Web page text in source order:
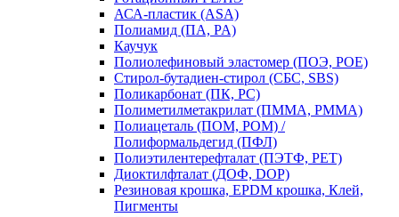
АСА-пластик (ASA)
Полиамид (ПА, PA)
Каучук
Полиолефиновый эластомер (ПОЭ, POE)
Стирол-бутадиен-стирол (СБС, SBS)
Поликарбонат (ПК, PC)
Полиметилметакрилат (ПММА, PMMA)
Полиацеталь (ПОМ, POM) /
Полиформальдегид (ПФЛ)
Полиэтилентерефталат (ПЭТФ, PET)
Диоктилфталат (ДОФ, DOP)
Резиновая крошка, EPDM крошка, Клей,
Пигменты